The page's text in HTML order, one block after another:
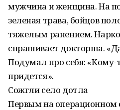
мужчина и женщина. На
зеленая трава, бойцов
тяжелым ранением.
спрашивает докторша.
Подумал про себя: «Кому-
придется».
Сожгли село дотла
Первым на операционном